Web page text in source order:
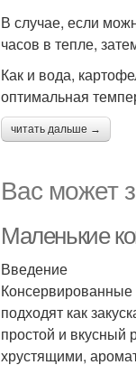
В случае, если
часов в тепле,
Как и вода,
оптимальная
читать дальше →
Вас может
Маленькие
Введение
Консервированные
подходят как
простой и вкусный
хрустящими,